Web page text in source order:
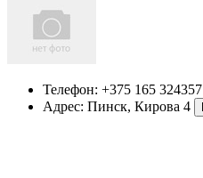
Телефон: +375 165 324357
Адрес: Пинск, Кирова 4